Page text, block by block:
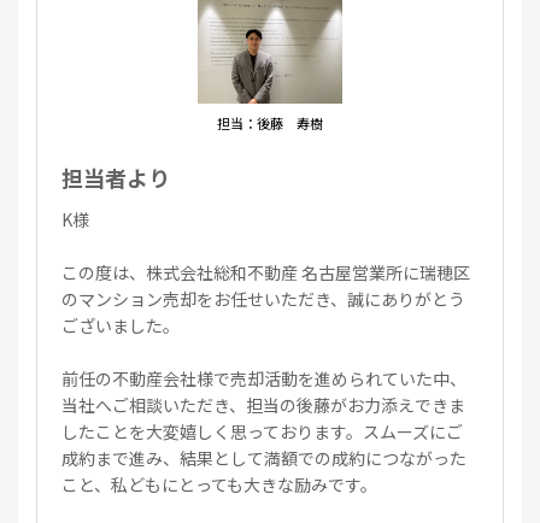
担当：後藤 寿樹
担当者より
K様
この度は、株式会社総和不動産 名古屋営業所に瑞穂区
のマンション売却をお任せいただき、誠にありがとう
ございました。
前任の不動産会社様で売却活動を進められていた中、
当社へご相談いただき、担当の後藤がお力添えできま
したことを大変嬉しく思っております。スムーズにご
成約まで進み、結果として満額での成約につながった
こと、私どもにとっても大きな励みです。